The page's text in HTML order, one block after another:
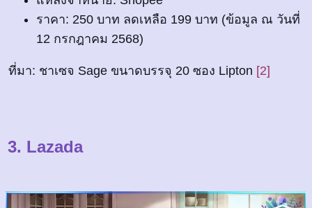
ราคา: 250 บาท ลดเหลือ 199 บาท (ข้อมูล ณ วันที่
12 กรกฎาคม 2568)
ที่มา: ชาเซจ Sage ขนาดบรรจุ 20 ซอง Lipton [2]
3. Lazada